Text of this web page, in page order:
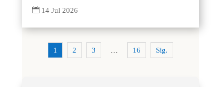
 14 Jul 2026
1 2 3 … 16 Sig.